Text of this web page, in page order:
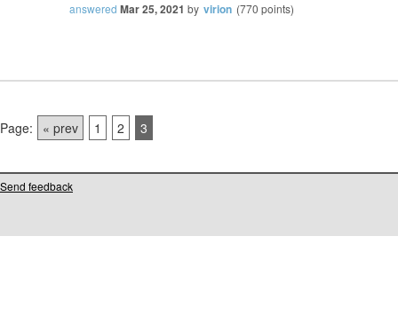
answered Mar 25, 2021 by virion (770 points)
Page: « prev 1 2 3
Send feedback